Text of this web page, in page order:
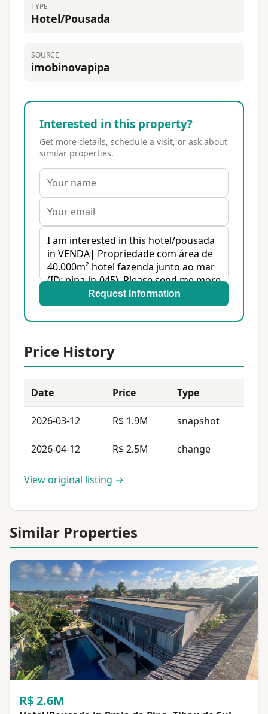
TYPE
Hotel/Pousada
SOURCE
imobinovapipa
Interested in this property?
Get more details, schedule a visit, or ask about
similar properties.
Request Information
Price History
Date Price Type
2026-03-12 R$ 1.9M snapshot
2026-04-12 R$ 2.5M change
View original listing →
Similar Properties
R$ 2.6M